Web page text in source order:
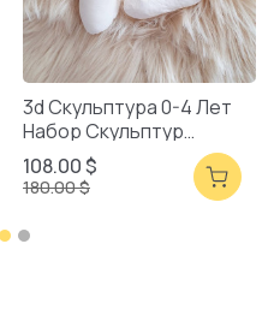
3d Скульптура 0-4 Лет
Набор Скульптур
Смешанная Упаковка
108.00 $
180.00 $